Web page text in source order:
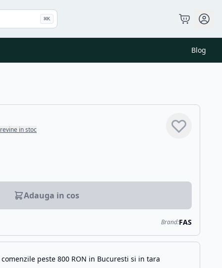
⌘K
Blog
in stoc
Adauga in cos
Brand:FAS
peste 800 RON in Bucuresti si in tara